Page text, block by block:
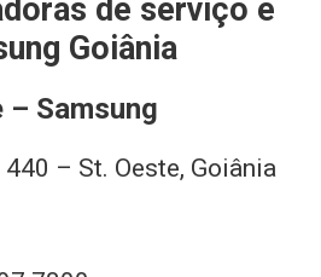
de serviço e
Goiânia
– Samsung
440 – St. Oeste, Goiânia